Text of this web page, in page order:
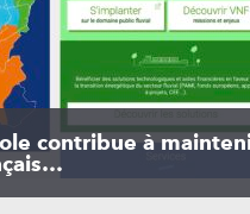
contribue à